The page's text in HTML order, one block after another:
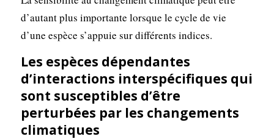
d’autant plus importante lorsque le cycle de vie
d’une espèce s’appuie sur différents indices.
Les espèces dépendantes
d’interactions interspécifiques qui
sont susceptibles d’être
perturbées par les changements
climatiques